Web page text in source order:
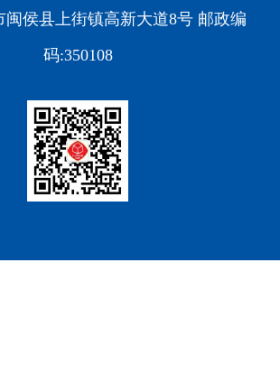
闽侯县上街镇高新大道8号 邮政编
码:350108